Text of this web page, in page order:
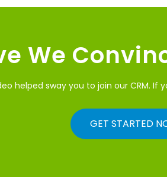
We
helped sway you to join our CRM.
GET STARTED